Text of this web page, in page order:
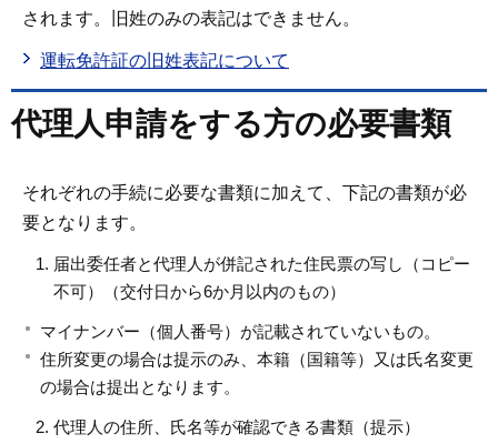
されます。旧姓のみの表記はできません。
運転免許証の旧姓表記について
代理人申請をする方の必要書類
それぞれの手続に必要な書類に加えて、下記の書類が必
要となります。
届出委任者と代理人が併記された住民票の写し（コピー
不可）（交付日から6か月以内のもの）
マイナンバー（個人番号）が記載されていないもの。
住所変更の場合は提示のみ、本籍（国籍等）又は氏名変更
の場合は提出となります。
代理人の住所、氏名等が確認できる書類（提示）